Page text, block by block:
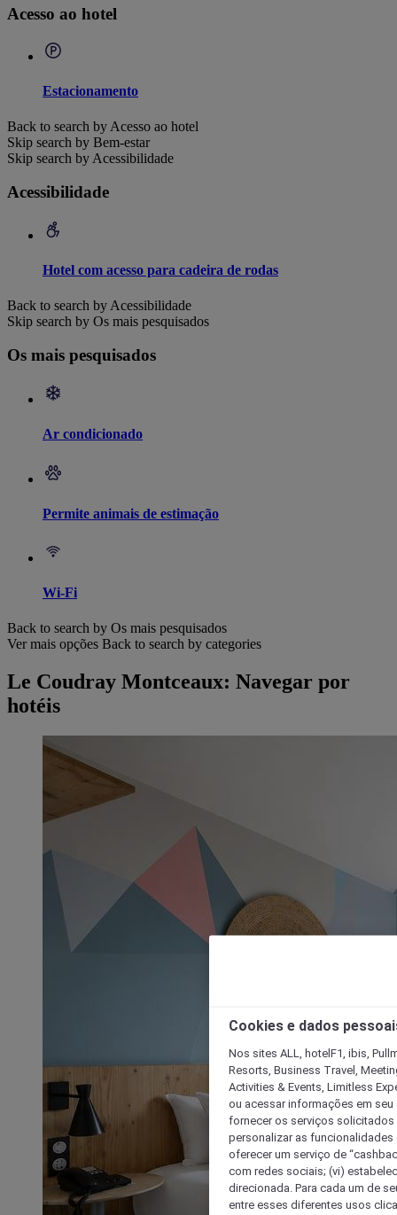
Acesso ao hotel
Estacionamento
Back to search by Acesso ao hotel
Skip search by Bem-estar
Skip search by Acessibilidade
Acessibilidade
Hotel com acesso para cadeira de rodas
Back to search by Acessibilidade
Skip search by Os mais pesquisados
Os mais pesquisados
Ar condicionado
Permite animais de estimação
Wi-Fi
Back to search by Os mais pesquisados
Ver mais opções Back to search by categories
Le Coudray Montceaux: Navegar por
hotéis
Cookies e dados
Nos sites ALL, hotelF1, ibis,
Resorts, Business Travel,
Activities & Events, Limitless
ou acessar informações em
fornecer os serviços solicitados
personalizar as
oferecer um serviço de
com redes sociais; (vi)
direcionada. Para cada um de
entre esses diferentes usos